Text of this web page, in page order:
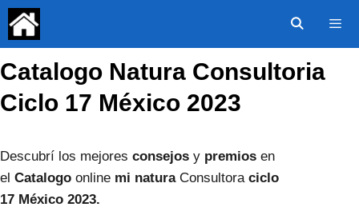
Saltar
contenido
Catalogo Natura Consultoria
Ciclo 17 México 2023
Descubrí los mejores consejos y premios en
el Catalogo online mi naturaConsultora ciclo
17 México 2023.